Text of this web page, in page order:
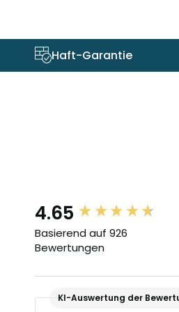
Haft-Garantie
4.65
Basierend auf 926
Bewertungen
KI-Auswertung der
New content loaded